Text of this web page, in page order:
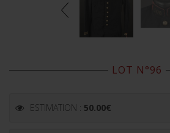
LOT N°96
ESTIMATION : 50.00€